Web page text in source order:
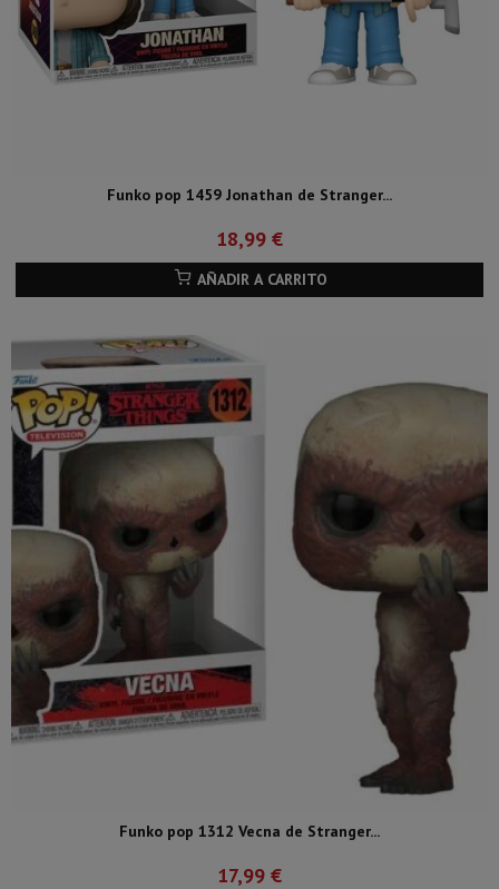
Funko pop 1459 Jonathan de Stranger...
18,99 €
AÑADIR A CARRITO
Funko pop 1312 Vecna de Stranger...
17,99 €